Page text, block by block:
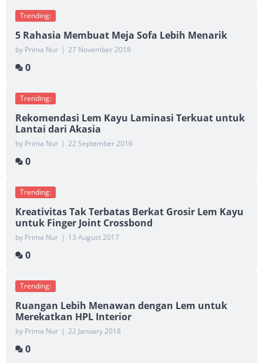
Trending:
5 Rahasia Membuat Meja Sofa Lebih Menarik
by Prima Nur | 27 November 2018
0
Trending:
Rekomendasi Lem Kayu Laminasi Terkuat untuk
Lantai dari Akasia
by Prima Nur | 22 September 2016
0
Trending:
Kreativitas Tak Terbatas Berkat Grosir Lem Kayu
untuk Finger Joint Crossbond
by Prima Nur | 13 August 2017
0
Trending:
Ruangan Lebih Menawan dengan Lem untuk
Merekatkan HPL Interior
by Prima Nur | 22 January 2018
0